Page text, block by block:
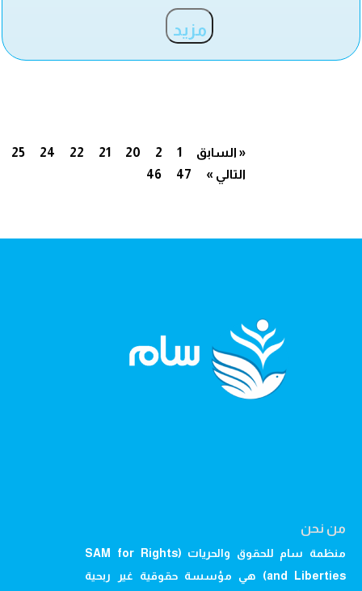
مزيد
« السابق 1
2
20
21
22
24
25
46
47 التالي »
من نحن
منظمة سام للحقوق والحريات (SAM for Rights
and Liberties) هي مؤسسة حقوقية غير ربحية